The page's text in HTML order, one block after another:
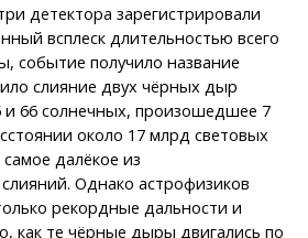
детектора зарегистрировали
всплеск длительностью всего
событие получило название
слияние двух чёрных дыр
и 66 солнечных, произошедшее 7
около 17 млрд световых
далёкое из
Однако астрофизиков
рекордные дальности и
как те чёрные дыры двигались по